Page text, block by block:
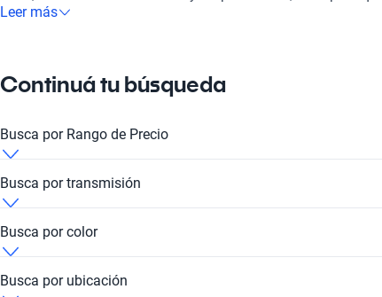
experiencia de compra 100% en línea. Además, contamos
Finalmente, está el
Leer más
Continuá tu búsqueda
Busca por Rango de Precio
Nissan Versa 2011 de 10 millones de pesos
Nissan Versa 2011 de
Nissan Versa 2011 de
Busca por transmisión
Nissan Versa 2011 Automática
Busca por color
Nissan Versa 2011 Azul
Busca por ubicación